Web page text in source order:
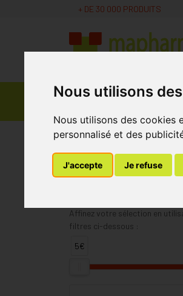
Nous utilisons
Nous utilisons des cookies
personnalisé et des
J'accepte Je refuse
+ DE 30 000 PRODUITS
Promos Médicaments
MaPharmacie.be Cerave
Cerave
Affinez votre sélection en
filtres ci-dessous :
5€